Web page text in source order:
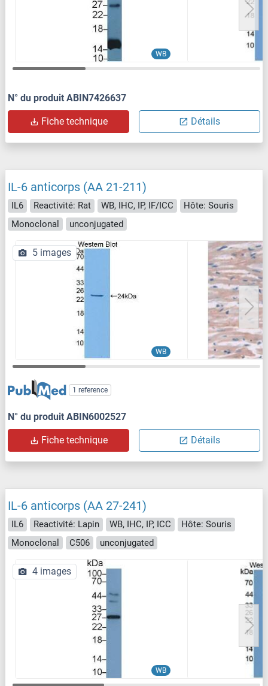
WB
N° du produit ABIN7426637
Fiche technique Détails
IL-6 anticorps (AA 21-211)
IL6 Reactivité: Rat WB, IHC, IP, IF/ICC
Hôte: Souris
Monoclonal
unconjugated
WB
5 images
1 reference
N° du produit ABIN6002527
Fiche technique Détails
IL-6 anticorps (AA 27-241)
IL6 Reactivité: Lapin WB, IHC, IP, ICC
Hôte: Souris
Monoclonal
C506 unconjugated
WB
4 images